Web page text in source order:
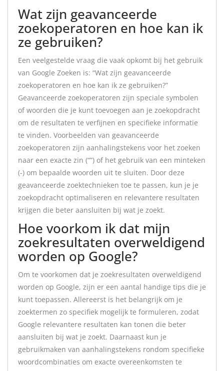
Wat zijn geavanceerde
zoekoperatoren en hoe kan ik
ze gebruiken?
Een veelgestelde vraag die vaak opkomt bij het gebruik
van Google Zoeken is: “Wat zijn geavanceerde
zoekoperatoren en hoe kan ik ze gebruiken?”
Geavanceerde zoekoperatoren zijn speciale symbolen
of woorden die je kunt toevoegen aan je zoekopdracht
om de resultaten te verfijnen en specifieke informatie
te vinden. Voorbeelden van geavanceerde
zoekoperatoren zijn aanhalingstekens voor het zoeken
naar een exacte zin (“”) of het gebruik van een minteken
(-) om bepaalde woorden uit te sluiten. Door deze
geavanceerde zoektechnieken toe te passen, kun je je
zoekopdracht optimaliseren en relevantere resultaten
krijgen die beter aansluiten bij wat je zoekt.
Hoe voorkom ik dat mijn
zoekresultaten overweldigend
worden op Google?
Om te voorkomen dat je zoekresultaten overweldigend
worden op Google, zijn er een aantal handige tips die je
kunt toepassen. Allereerst is het belangrijk om je
zoektermen zo specifiek mogelijk te formuleren, zodat
Google relevantere resultaten kan tonen die beter
aansluiten bij wat je zoekt. Daarnaast kun je
gebruikmaken van aanhalingstekens rondom specifieke
woordcombinaties om exacte overeenkomsten te